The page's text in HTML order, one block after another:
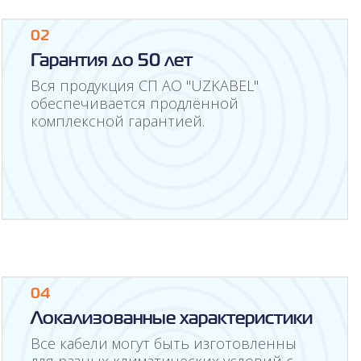
02
Гарантия до 50 лет
Вся продукция СП АО "UZKABEL"
обеспечивается продлённой
комплексной гарантией.
04
Локализованные характеристики
Все кабели могут быть изготовленны